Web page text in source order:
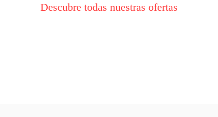
Descubre todas nuestras ofertas